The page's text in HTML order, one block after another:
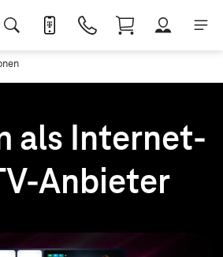
als Internet-
Anbieter